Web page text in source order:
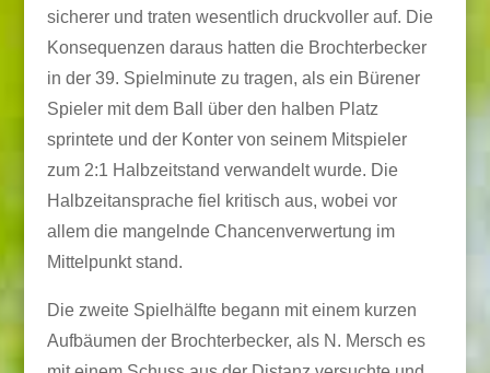
sicherer und traten wesentlich druckvoller auf. Die
Konsequenzen daraus hatten die Brochterbecker
in der 39. Spielminute zu tragen, als ein Bürener
Spieler mit dem Ball über den halben Platz
sprintete und der Konter von seinem Mitspieler
zum 2:1 Halbzeitstand verwandelt wurde. Die
Halbzeitansprache fiel kritisch aus, wobei vor
allem die mangelnde Chancenverwertung im
Mittelpunkt stand.
Die zweite Spielhälfte begann mit einem kurzen
Aufbäumen der Brochterbecker, als N. Mersch es